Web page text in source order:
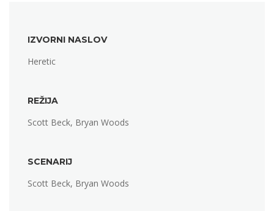
IZVORNI NASLOV
Heretic
REŽIJA
Scott Beck, Bryan Woods
SCENARIJ
Scott Beck, Bryan Woods